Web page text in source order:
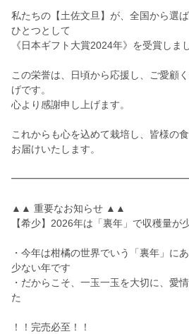
私たちの【土佐文旦】が、全国から選
ひとつとして
《日本ギフト大賞2024年》を受賞しま
この栄誉は、日頃から応援し、ご愛顧
げです。
心より感謝申し上げます。
これからも心を込めて栽培し、皆様の
お届けいたします。
▲▲ 重要なお知らせ ▲▲
【希少】2026年は「裏年」で収穫量が
・今年は柑橘の世界でいう「裏年」に
少ない年です
・だからこそ、一玉一玉を大切に、愛
た
！！完売必至！！